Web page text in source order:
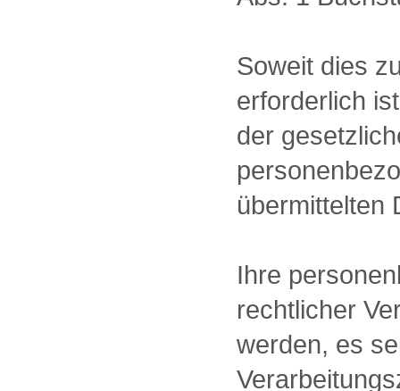
Soweit dies
erforderlich
der
übermittelten
Ihre
rechtlicher
werden, es